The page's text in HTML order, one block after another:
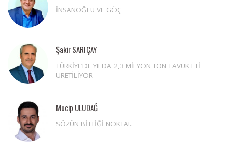
İNSANOĞLU VE GÖÇ
Şakir SARIÇAY
TÜRKİYE’DE YILDA 2,3 MİLYON TON TAVUK ETİ
ÜRETİLİYOR
Mucip ULUDAĞ
SÖZÜN BİTTİĞİ NOKTA!..